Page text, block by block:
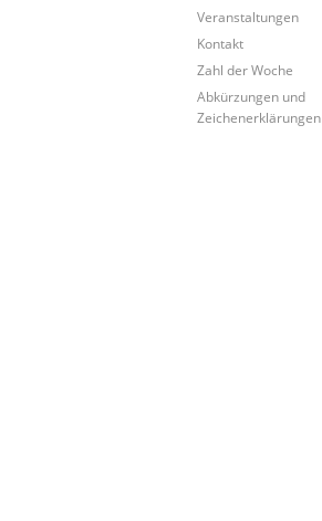
Veranstaltungen
Kontakt
Zahl der Woche
Abkürzungen und
Zeichenerklärungen